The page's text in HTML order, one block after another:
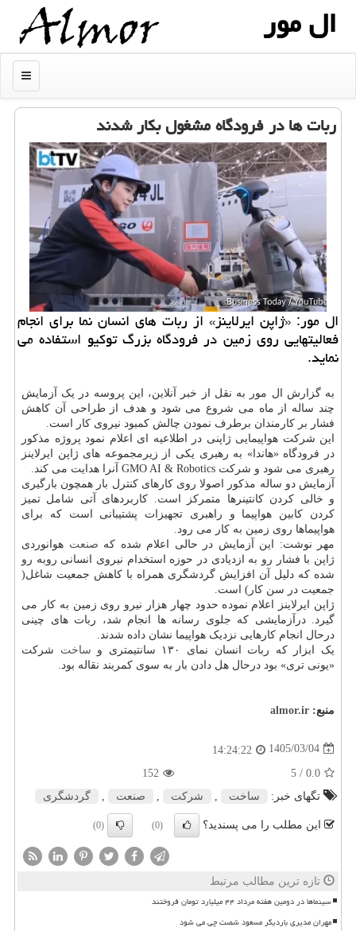
ال مور
منو
ربات ها در فرودگاه مشغول بکار شدند
ال مور: «ژاپن ایرلاینز» از ربات های انسان نما برای انجام
فعالیتهایی روی زمین در فرودگاه بزرگ توکیو استفاده می
نماید.
به گزارش ال مور به نقل از خبر آنلاین، این پروسه در یک آزمایش
چند ساله از ماه می شروع می شود و هدف از طراحی آن کاهش
فشار بر کارمندان برطرف نمودن چالش کمبود نیروی کار است.
این شرکت هواپیمایی ژاپنی در اطلاعیه ای اعلام نمود پروژه مذکور
در فرودگاه «هاندا» به رهبری یکی از زیرمجموعه های ژاپن ایرلاینز
رهبری می شود و شرکت GMO AI & Robotics آنرا هدایت می کند.
آزمایش دو ساله مذکور اصولا روی کارهای کنترل بار همچون بارگیری
و خالی کردن کانتینرها متمرکز است. کاربردهای آتی شامل تمیز
کردن کابین هواپیما و راهبری تجهیزات پشتیبانی است که برای
هواپیماها روی زمین به کار می رود.
مهر نوشت: این آزمایش در حالی اعلام شده که صنعت هوانوردی
ژاپن با فشار رو به ازدیادی در حوزه استخدام نیروی انسانی روبه رو
شده که دلیل آن افزایش گردشگری همراه با کاهش جمعیت شاغل(
جمعیت در سن کار) است.
ژاپن ایرلاینز اعلام نموده حدود چهار هزار نیرو روی زمین به کار می
گیرد. درآزمایشی که جلوی رسانه ها انجام شد، ربات های چینی
درحال انجام کارهایی نزدیک هواپیما نشان داده شدند.
یک ابزار که ربات انسان نمای ۱۳۰ سانتیمتری و
ساخت شرکت
«یونی تری» بود درحال هل دادن بار به سوی کمربند نقاله بود.
منبع: almor.ir
1405/03/04
14:24:22
0.0
/ 5
152
تگهای خبر:
ساخت شركت صنعت گردشگری
این مطلب را می پسندید؟ (0)
(0)
تازه ترین مطالب مرتبط
سینماها در دومین هفته مرداد ۴۴ میلیارد تومان فروختند
مهران مدیری باردیگر مسعود شصت چی می شود